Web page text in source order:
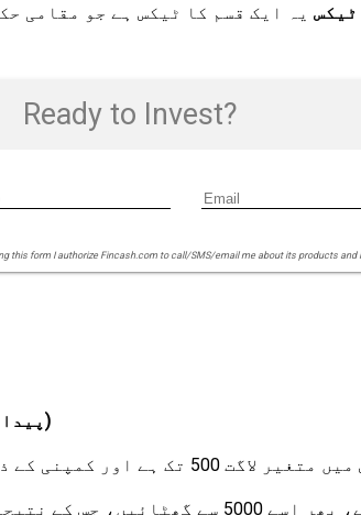
ٹیکس یہ ایک قسم کا ٹیکس ہے جو مقامی
Ready to Invest?
this form I authorize Fincash.com to call/SMS/email me about its products
مقررہ لاگت = کل پیداواری لاگت - (متغیر لاگت x پیداوار یونٹس کی تعداد)